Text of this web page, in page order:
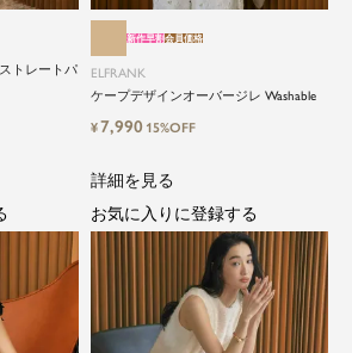
をテーマに、時代を超
るアイテムを
ンスよく取り入れた、大人のため
ランドです。
と取り入れたくなる、でもどこか
な日常と特別の間を行き来するス
ています。
close
トレートパ
ELFRANK
ケープデザインオーバージレ Washable
新作早割会員価格
¥7,990 15%OFF
詳細を見る
お気に入りに登録する